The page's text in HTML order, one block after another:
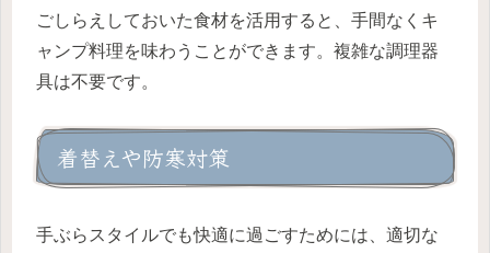
ごしらえしておいた食材を活用すると、手間なくキ
ャンプ料理を味わうことができます。複雑な調理器
具は不要です。
着替えや防寒対策
手ぶらスタイルでも快適に過ごすためには、適切な